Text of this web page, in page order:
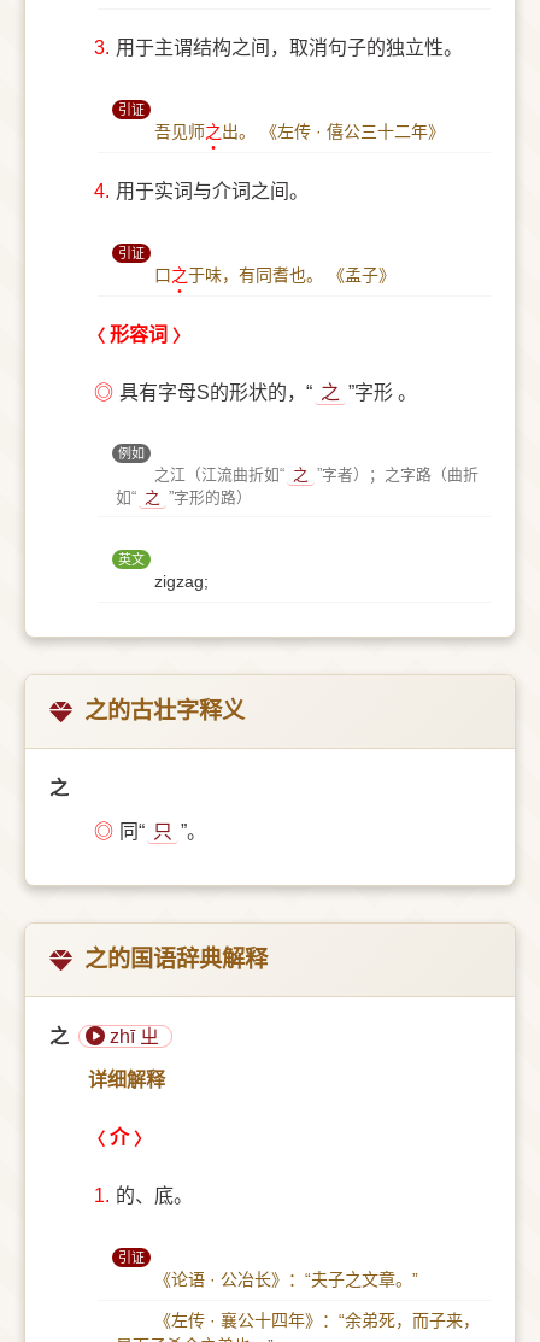
3. 用于主谓结构之间，取消句子的独立性。
引证
吾见师之出。 《左传 · 僖公三十二年》
4. 用于实词与介词之间。
引证
口之于味，有同耆也。 《孟子》
形容词
◎ 具有字母S的形状的，“ 之 ”字形 。
例如
之江（江流曲折如“ 之 ”字者）；之字路（曲折
如“ 之 ”字形的路）
英文
zigzag;
之的古壮字释义
之
◎ 同“ 只 ”。
之的国语辞典解释
之 zhī ㄓ
详细解释
介
1. 的、底。
引证
《论语 · 公冶长》：“夫子之文章。”
《左传 · 襄公十四年》：“余弟死，而子来，